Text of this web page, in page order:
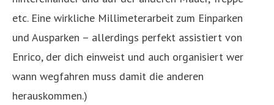
etc. Eine wirkliche Millimeterarbeit zum Einparken
und Ausparken – allerdings perfekt assistiert von
Enrico, der dich einweist und auch organisiert wer
wann wegfahren muss damit die anderen
herauskommen.)